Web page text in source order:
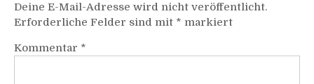
Deine E-Mail-Adresse wird nicht veröffentlicht.
Erforderliche Felder sind mit * markiert
Kommentar *